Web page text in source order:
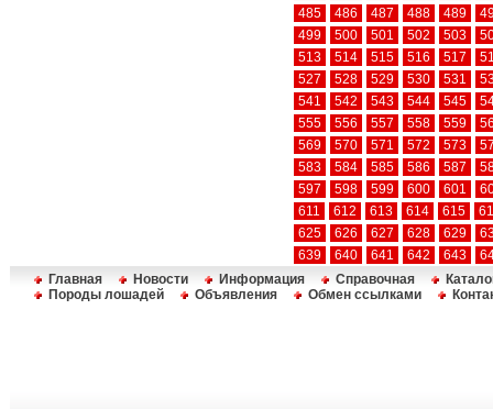
485
486 487 488 489
499
500 501 502 503
513
514 515 516 517
527
528 529 530 531
541
542 543 544 545
555
556 557 558 559
569
570 571 572 573
583
584 585 586 587
597
598 599 600 601
611
612 613 614 615
625
626 627 628 629
639
640 641 642 643
Главная
Новости Информация Справочная
Породы лошадей
Объявления Обмен ссылками